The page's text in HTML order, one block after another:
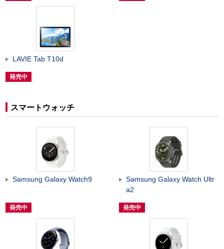
LAVIE Tab T10d
発売中
スマートウォッチ
Samsung Galaxy Watch9
発売中
Samsung Galaxy Watch Ultr
a2
発売中